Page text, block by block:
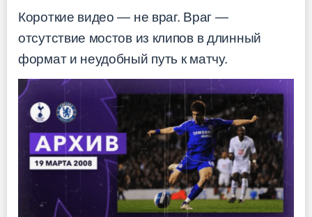
Короткие видео — не враг. Враг —
отсутствие мостов из клипов в длинный
формат и неудобный путь к матчу.